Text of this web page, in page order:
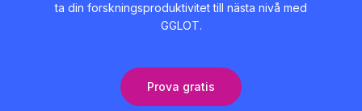
ta din forskningsproduktivitet till nästa nivå med
GGLOT.
Prova gratis